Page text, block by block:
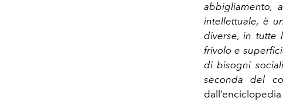
abbigliamento,
intellettuale, è
diverse, in tutte
frivolo e
di bisogni
seconda del